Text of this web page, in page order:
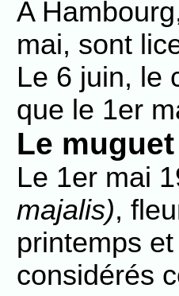
A
mai, sont
Le 6 juin, le
que le 1er
Le
Le 1er mai
majalis),
printemps
considérés